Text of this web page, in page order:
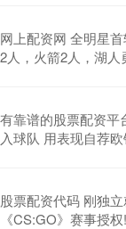
网上配资网 全明星
2人，火箭2人，湖人
有靠谱的股票配资平
入球队 用表现自荐
股票配资代码 刚独
《CS:GO》赛事授权!